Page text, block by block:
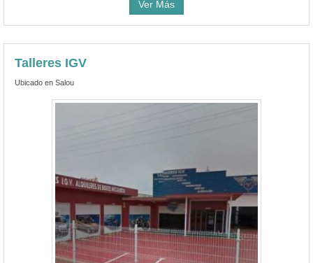
Ver Más
Talleres IGV
Ubicado en Salou